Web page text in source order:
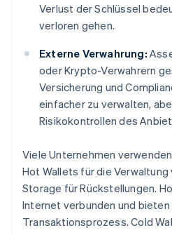
Verlust der Schlüssel
verloren gehen.
Externe Verwahrung:
oder Krypto-Verwahrern
Versicherung und
einfacher zu verwalten,
Risikokontrollen des
Viele Unternehmen
Hot Wallets für die Verwaltung
Storage für Rückstellungen.
Internet verbunden und bieten
Transaktionsprozess. Cold